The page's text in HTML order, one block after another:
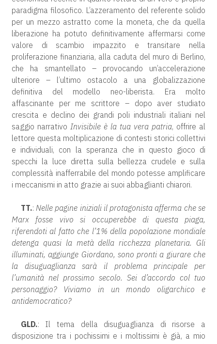
paradigma filosofico. L’azzeramento del referente solido
per un mezzo astratto come la moneta, che da quella
liberazione ha potuto definitivamente affermarsi come
valore di scambio impazzito e transitare nella
proliferazione finanziaria, alla caduta del muro di Berlino,
che ha smantellato – provocando un’accelerazione
ulteriore – l’ultimo ostacolo a una globalizzazione
definitiva del modello neo-liberista. Era molto
affascinante per me scrittore – dopo aver studiato
crescita e declino dei grandi poli industriali italiani nel
saggio narrativo Invisibile è la tua vera patria, offrire al
lettore questa moltiplicazione di contesti storici collettivi
e individuali, con la speranza che in questo gioco di
specchi la luce diretta sulla bellezza crudele e sulla
complessità inafferrabile del mondo potesse amplificare
i meccanismi in atto grazie ai suoi abbaglianti chiarori.
TT.:Nelle pagine iniziali il protagonista afferma che se
Marx fosse vivo si occuperebbe di questa piaga,
riferendoti al fatto che l’1% della popolazione mondiale
detenga quasi la metà della ricchezza planetaria. Gli
illuminati, aggiunge Giordano, sono pronti a giurare che
la disuguaglianza sarà il problema principale per
l’umanità nel prossimo secolo. Sei d’accordo col tuo
personaggio? Viviamo in un mondo oligarchico e
antidemocratico?
GLD.: Il tema della disuguaglianza di risorse a
disposizione tra i pochissimi e i moltissimi è già, a mio